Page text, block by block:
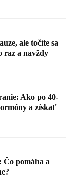
ale točíte sa
raz a navždy
Ako po 40-
a získať
Čo pomáha a